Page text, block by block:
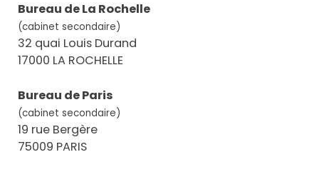
Bureau de La Rochelle
(cabinet secondaire)
32 quai Louis Durand
17000 LA ROCHELLE
Bureau de Paris
(cabinet secondaire)
19 rue Bergère
75009 PARIS